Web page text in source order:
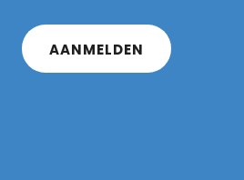
AANMELDEN